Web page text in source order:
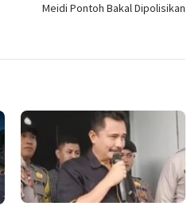
Meidi Pontoh Bakal Dipolisikan